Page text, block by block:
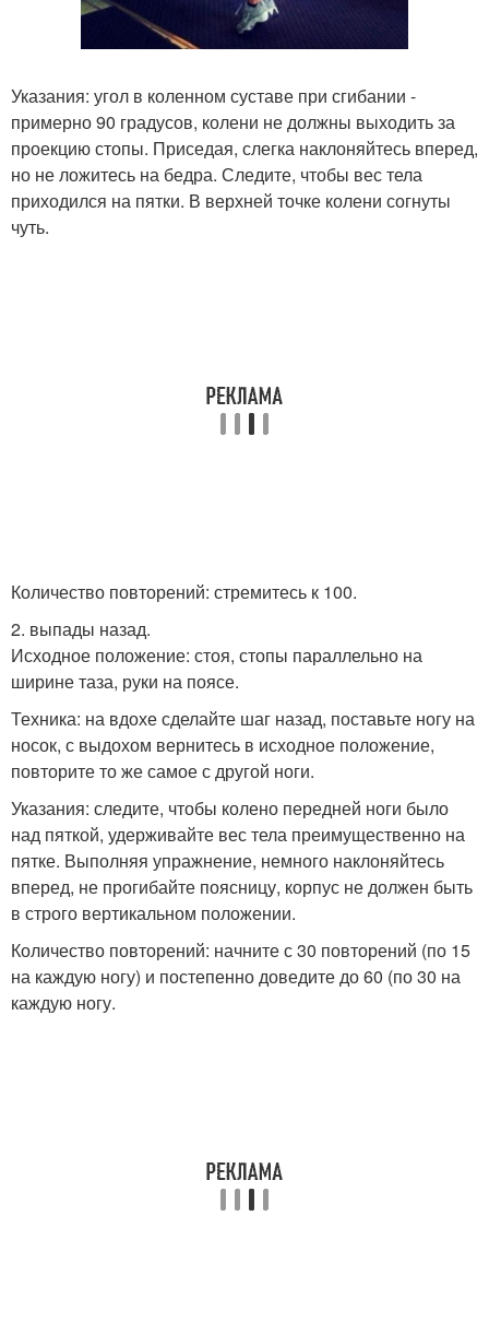
Указания: угол в коленном суставе при сгибании -
примерно 90 градусов, колени не должны выходить за
проекцию стопы. Приседая, слегка наклоняйтесь вперед,
но не ложитесь на бедра. Следите, чтобы вес тела
приходился на пятки. В верхней точке колени согнуты
чуть.
Количество повторений: стремитесь к 100.
2. выпады назад.
Исходное положение: стоя, стопы параллельно на
ширине таза, руки на поясе.
Техника: на вдохе сделайте шаг назад, поставьте ногу на
носок, с выдохом вернитесь в исходное положение,
повторите то же самое с другой ноги.
Указания: следите, чтобы колено передней ноги было
над пяткой, удерживайте вес тела преимущественно на
пятке. Выполняя упражнение, немного наклоняйтесь
вперед, не прогибайте поясницу, корпус не должен быть
в строго вертикальном положении.
Количество повторений: начните с 30 повторений (по 15
на каждую ногу) и постепенно доведите до 60 (по 30 на
каждую ногу.